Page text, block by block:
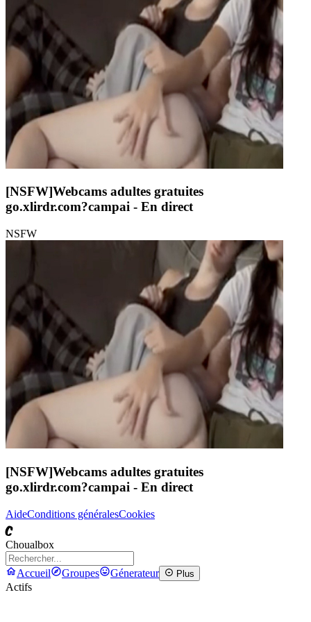
[NSFW]Webcams adultes gratuites
go.xlirdr.com?campai - En direct
NSFW
[NSFW]Webcams adultes gratuites
go.xlirdr.com?campai - En direct
AideConditions généralesCookies
C
Choualbox
Accueil Groupes Génerateur Plus
Actifs